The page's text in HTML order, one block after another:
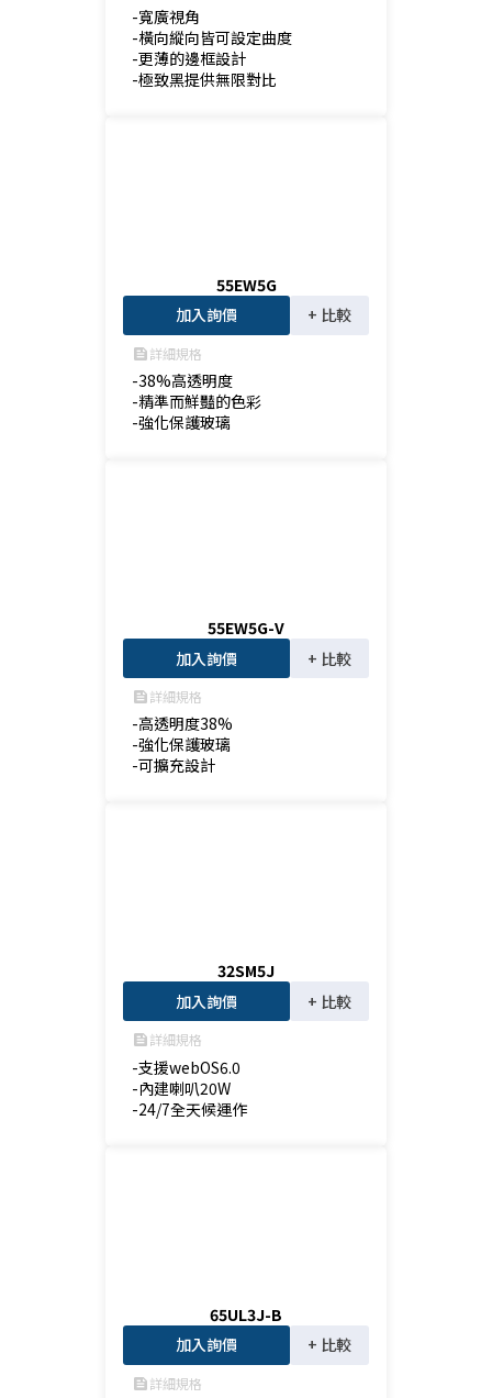
-寬廣視角
-橫向縱向皆可設定曲度
-更薄的邊框設計
-極致黑提供無限對比
55EW5G
加入詢價
+ 比較
feed詳細規格
-38%高透明度
-精準而鮮豔的色彩
-強化保護玻璃
55EW5G-V
加入詢價
+ 比較
feed詳細規格
-高透明度38%
-強化保護玻璃
-可擴充設計
32SM5J
加入詢價
+ 比較
feed詳細規格
-支援webOS6.0
-內建喇叭20W
-24/7全天候運作
65UL3J-B
加入詢價
+ 比較
feed詳細規格